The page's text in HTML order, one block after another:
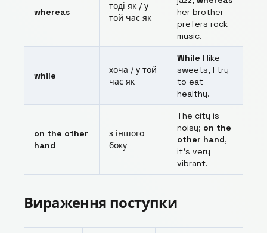
whereas
тоді як / у
той час як
her brother
prefers rock
music.
while
хоча / у той
час як
While I like
sweets, I try
to eat
healthy.
on the other
hand
з іншого
боку
The city is
noisy; on the
other hand,
it’s very
vibrant.
Вираження поступки